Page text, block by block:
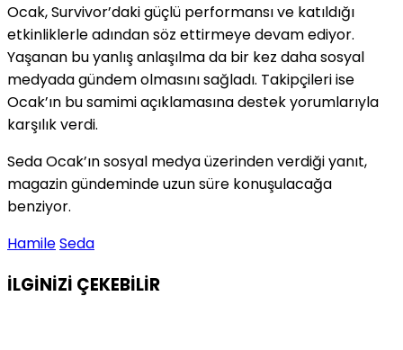
Ocak, Survivor’daki güçlü performansı ve katıldığı
etkinliklerle adından söz ettirmeye devam ediyor.
Yaşanan bu yanlış anlaşılma da bir kez daha sosyal
medyada gündem olmasını sağladı. Takipçileri ise
Ocak’ın bu samimi açıklamasına destek yorumlarıyla
karşılık verdi.
Seda Ocak’ın sosyal medya üzerinden verdiği yanıt,
magazin gündeminde uzun süre konuşulacağa
benziyor.
HamileSeda
İLGİNİZİ ÇEKEBİLİR